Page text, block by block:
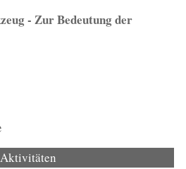
- Zur Bedeutung der
Aktivitäten